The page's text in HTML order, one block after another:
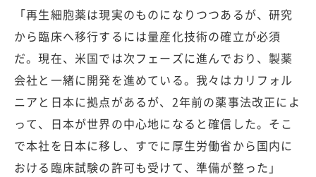
「再生細胞薬は現実のものになりつつあるが、研究
から臨床へ移行するには量産化技術の確立が必須
だ。現在、米国では次フェーズに進んでおり、製薬
会社と一緒に開発を進めている。我々はカリフォル
ニアと日本に拠点があるが、2年前の薬事法改正によ
って、日本が世界の中心地になると確信した。そこ
で本社を日本に移し、すでに厚生労働省から国内に
おける臨床試験の許可も受けて、準備が整った」